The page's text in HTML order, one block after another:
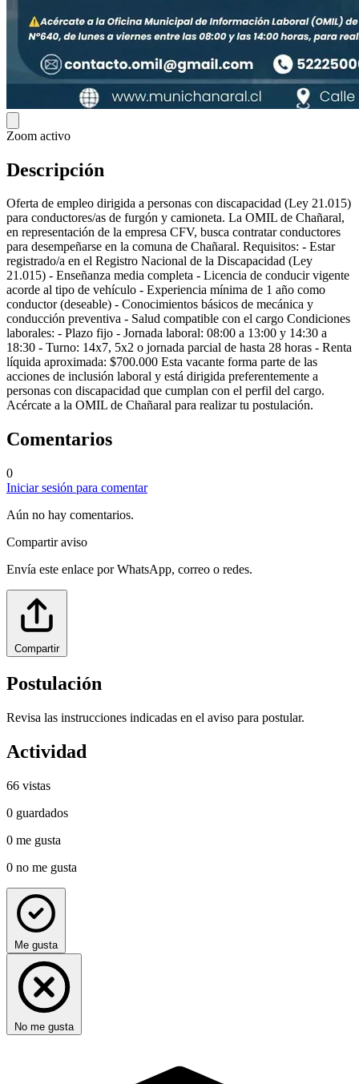
Zoom activo
Descripción
Oferta de empleo dirigida a personas con discapacidad (Ley 21.015)
para conductores/as de furgón y camioneta. La OMIL de Chañaral,
en representación de la empresa CFV, busca contratar conductores
para desempeñarse en la comuna de Chañaral. Requisitos: - Estar
registrado/a en el Registro Nacional de la Discapacidad (Ley
21.015) - Enseñanza media completa - Licencia de conducir vigente
acorde al tipo de vehículo - Experiencia mínima de 1 año como
conductor (deseable) - Conocimientos básicos de mecánica y
conducción preventiva - Salud compatible con el cargo Condiciones
laborales: - Plazo fijo - Jornada laboral: 08:00 a 13:00 y 14:30 a
18:30 - Turno: 14x7, 5x2 o jornada parcial de hasta 28 horas - Renta
líquida aproximada: $700.000 Esta vacante forma parte de las
acciones de inclusión laboral y está dirigida preferentemente a
personas con discapacidad que cumplan con el perfil del cargo.
Acércate a la OMIL de Chañaral para realizar tu postulación.
Comentarios
0
Iniciar sesión para comentar
Aún no hay comentarios.
Compartir aviso
Envía este enlace por WhatsApp, correo o redes.
Compartir
Postulación
Revisa las instrucciones indicadas en el aviso para postular.
Actividad
66 vistas
0 guardados
0 me gusta
0 no me gusta
Me gusta
No me gusta